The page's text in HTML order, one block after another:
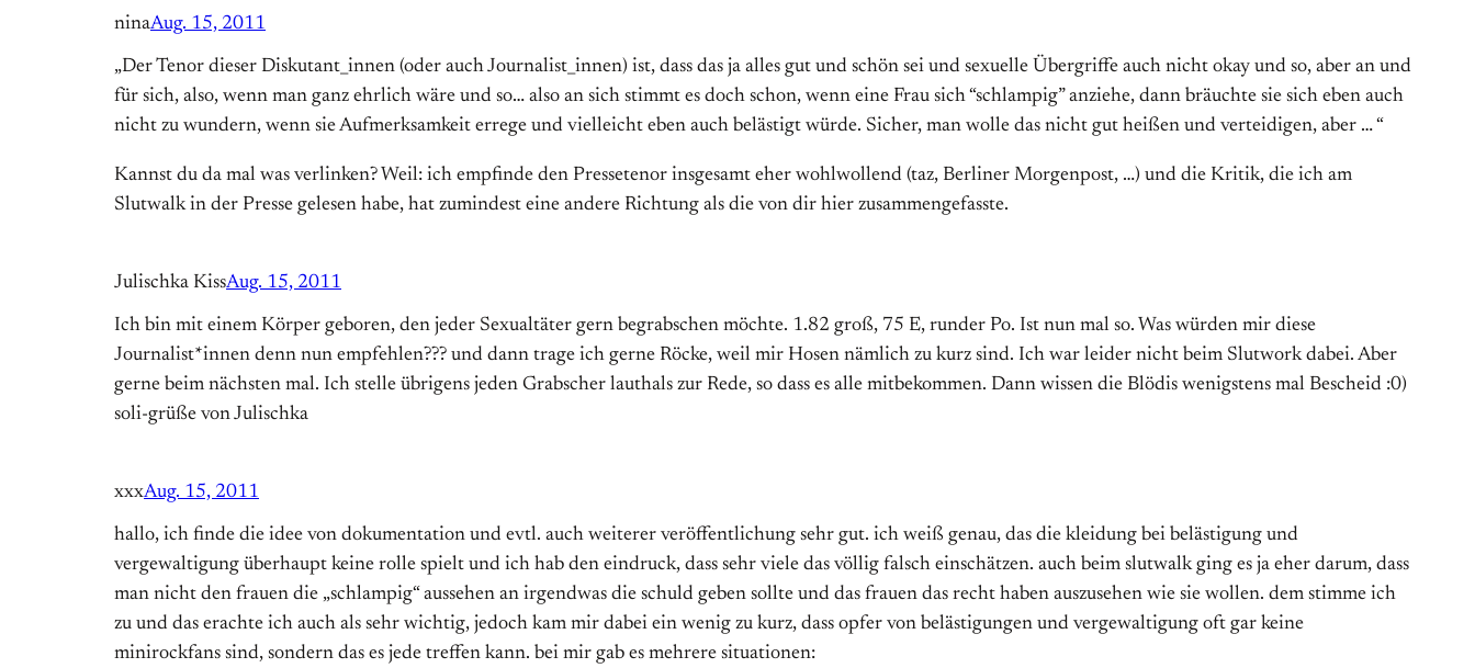
ninaAug. 15, 2011
„Der Tenor dieser Diskutant_innen (oder auch Journalist_innen) ist, dass das ja alles gut und schön sei und sexuelle Übergriffe auch nicht okay und so, aber an und
für sich, also, wenn man ganz ehrlich wäre und so… also an sich stimmt es doch schon, wenn eine Frau sich “schlampig” anziehe, dann bräuchte sie sich eben auch
nicht zu wundern, wenn sie Aufmerksamkeit errege und vielleicht eben auch belästigt würde. Sicher, man wolle das nicht gut heißen und verteidigen, aber … “
Kannst du da mal was verlinken? Weil: ich empfinde den Pressetenor insgesamt eher wohlwollend (taz, Berliner Morgenpost, …) und die Kritik, die ich am
Slutwalk in der Presse gelesen habe, hat zumindest eine andere Richtung als die von dir hier zusammengefasste.
Julischka KissAug. 15, 2011
Ich bin mit einem Körper geboren, den jeder Sexualtäter gern begrabschen möchte. 1.82 groß, 75 E, runder Po. Ist nun mal so. Was würden mir diese
Journalist*innen denn nun empfehlen??? und dann trage ich gerne Röcke, weil mir Hosen nämlich zu kurz sind. Ich war leider nicht beim Slutwork dabei. Aber
gerne beim nächsten mal. Ich stelle übrigens jeden Grabscher lauthals zur Rede, so dass es alle mitbekommen. Dann wissen die Blödis wenigstens mal Bescheid :0)
soli-grüße von Julischka
xxxAug. 15, 2011
hallo, ich finde die idee von dokumentation und evtl. auch weiterer veröffentlichung sehr gut. ich weiß genau, das die kleidung bei belästigung und
vergewaltigung überhaupt keine rolle spielt und ich hab den eindruck, dass sehr viele das völlig falsch einschätzen. auch beim slutwalk ging es ja eher darum, dass
man nicht den frauen die „schlampig“ aussehen an irgendwas die schuld geben sollte und das frauen das recht haben auszusehen wie sie wollen. dem stimme ich
zu und das erachte ich auch als sehr wichtig, jedoch kam mir dabei ein wenig zu kurz, dass opfer von belästigungen und vergewaltigung oft gar keine
minirockfans sind, sondern das es jede treffen kann. bei mir gab es mehrere situationen: